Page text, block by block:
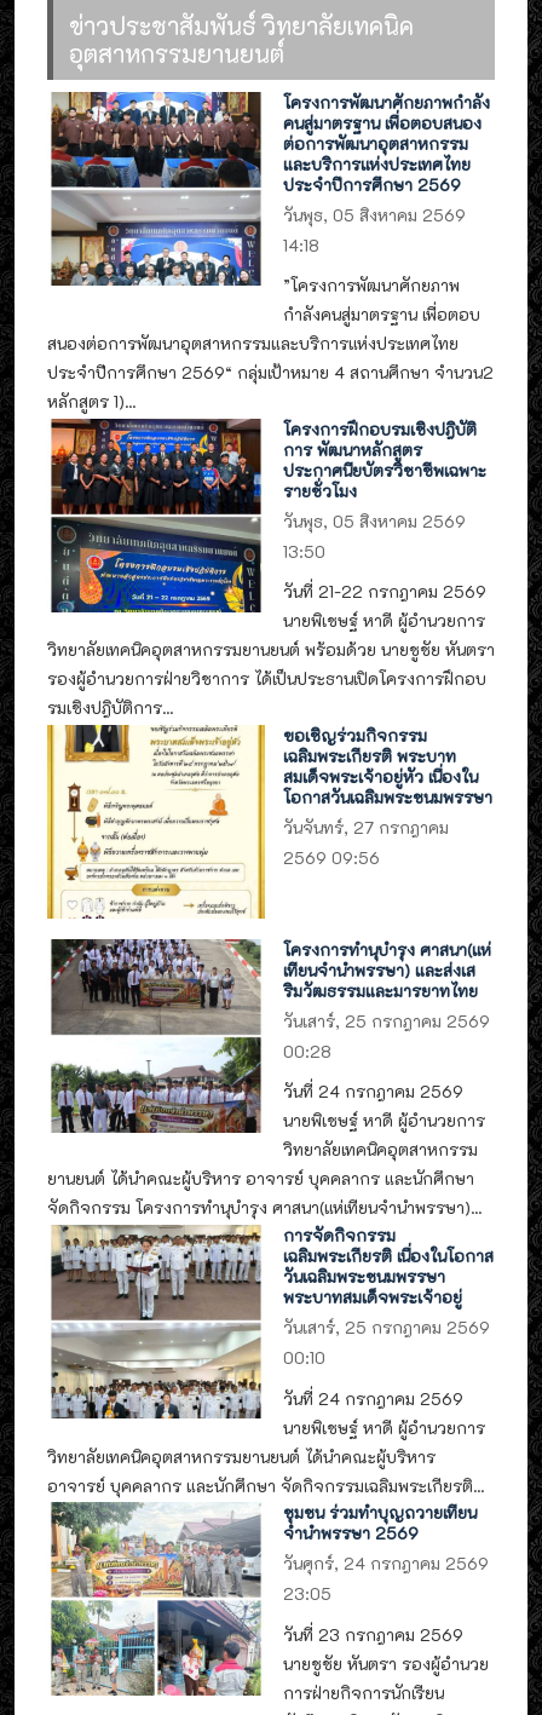
ข่าวประชาสัมพันธ์ วิทยาลัยเทคนิค
อุตสาหกรรมยานยนต์
โครงการพัฒนาศักยภาพกำลัง
คนสู่มาตรฐาน เพื่อตอบสนอง
ต่อการพัฒนาอุตสาหกรรม
และบริการแห่งประเทศไทย
ประจำปีการศึกษา 2569
วันพุธ, 05 สิงหาคม 2569
14:18
”โครงการพัฒนาศักยภาพ
กำลังคนสู่มาตรฐาน เพื่อตอบ
สนองต่อการพัฒนาอุตสาหกรรมและบริการแห่งประเทศไทย
ประจำปีการศึกษา 2569“ กลุ่มเป้าหมาย 4 สถานศึกษา จำนวน2
หลักสูตร 1)...
โครงการฝึกอบรมเชิงปฎิบัติ
การ พัฒนาหลักสูตร
ประกาศนียบัตรวิชาชีพเฉพาะ
รายชั่วโมง
วันพุธ, 05 สิงหาคม 2569
13:50
วันที่ 21-22 กรกฎาคม 2569
นายพิเชษฐ์ หาดี ผู้อำนวยการ
วิทยาลัยเทคนิคอุตสาหกรรมยานยนต์ พร้อมด้วย นายชูชัย หันตรา
รองผู้อำนวยการฝ่ายวิชาการ ได้เป็นประธานเปิดโครงการฝึกอบ
รมเชิงปฎิบัติการ...
ขอเชิญร่วมกิจกรรม
เฉลิมพระเกียรติ พระบาท
สมเด็จพระเจ้าอยู่หัว เนื่องใน
โอกาสวันเฉลิมพระชนมพรรษา
วันจันทร์, 27 กรกฎาคม
2569 09:56
โครงการทำนุบำรุง ศาสนา(แห่
เทียนจำนำพรรษา) และส่งเส
ริมวัฒธรรมและมารยาทไทย
วันเสาร์, 25 กรกฎาคม 2569
00:28
วันที่ 24 กรกฎาคม 2569
นายพิเชษฐ์ หาดี ผู้อำนวยการ
วิทยาลัยเทคนิคอุตสาหกรรม
ยานยนต์ ได้นำคณะผู้บริหาร อาจารย์ บุคคลากร และนักศึกษา
จัดกิจกรรม โครงการทำนุบำรุง ศาสนา(แห่เทียนจำนำพรรษา)...
การจัดกิจกรรม
เฉลิมพระเกียรติ เนื่องในโอกาส
วันเฉลิมพระชนมพรรษา
พระบาทสมเด็จพระเจ้าอยู่
วันเสาร์, 25 กรกฎาคม 2569
00:10
วันที่ 24 กรกฎาคม 2569
นายพิเชษฐ์ หาดี ผู้อำนวยการ
วิทยาลัยเทคนิคอุตสาหกรรมยานยนต์ ได้นำคณะผู้บริหาร
อาจารย์ บุคคลากร และนักศึกษา จัดกิจกรรมเฉลิมพระเกียรติ...
ชุมชน ร่วมทำบุญถวายเทียน
จำนำพรรษา 2569
วันศุกร์, 24 กรกฎาคม 2569
23:05
วันที่ 23 กรกฎาคม 2569
นายชูชัย หันตรา รองผู้อำนวย
การฝ่ายกิจการนักเรียน